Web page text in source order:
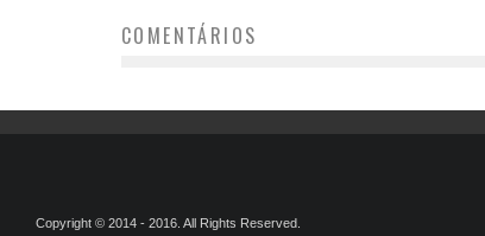
COMENTÁRIOS
Copyright © 2014 - 2016. All Rights Reserved.